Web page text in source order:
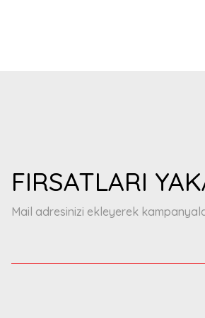
FIRSATLARI
Mail adresinizi ekleyerek